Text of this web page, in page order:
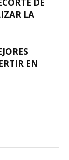
DE
LA
EN